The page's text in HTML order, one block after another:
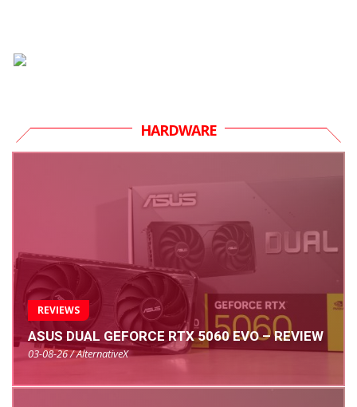
HARDWARE
REVIEWS
ASUS DUAL GEFORCE RTX 5060 EVO – REVIEW
03-08-26 / AlternativeX